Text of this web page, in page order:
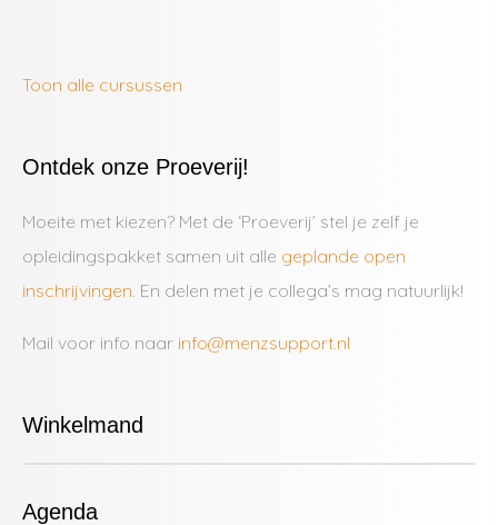
Toon alle cursussen
Ontdek onze Proeverij!
Moeite met kiezen? Met de ‘Proeverij’ stel je zelf je
opleidingspakket samen uit alle geplande open
inschrijvingen . En delen met je collega’s mag natuurlijk!
Mail voor info naar info@menzsupport.nl
Winkelmand
Agenda